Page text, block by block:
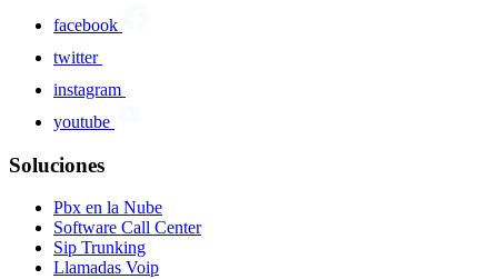
facebook
twitter
instagram
youtube
Soluciones
Pbx en la Nube
Software Call Center
Sip Trunking
Llamadas Voip